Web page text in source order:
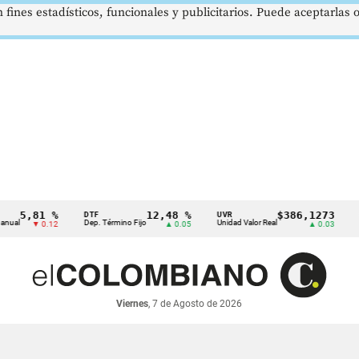
%
▼ 0.12
DTF
Dep. Término Fijo
12,48 %
▲ 0.05
UVR
Unidad Valor Real
$386,1273 SMMLV
Salario
Viernes, 7 de Agosto de 2026
estadísticos, funcionales y publicitarios. Puede aceptarlas